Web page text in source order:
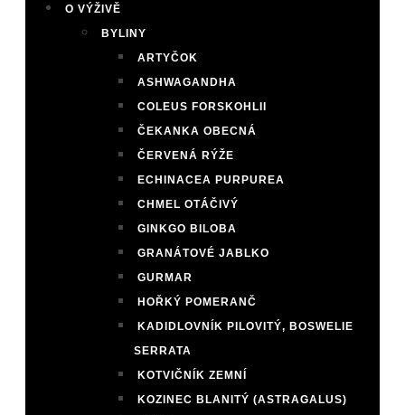
O VÝŽIVĚ
BYLINY
ARTYČOK
ASHWAGANDHA
COLEUS FORSKOHLII
ČEKANKA OBECNÁ
ČERVENÁ RÝŽE
ECHINACEA PURPUREA
CHMEL OTÁČIVÝ
GINKGO BILOBA
GRANÁTOVÉ JABLKO
GURMAR
HOŘKÝ POMERANČ
KADIDLOVNÍK PILOVITÝ, BOSWELIE
SERRATA
KOTVIČNÍK ZEMNÍ
KOZINEC BLANITÝ (ASTRAGALUS)